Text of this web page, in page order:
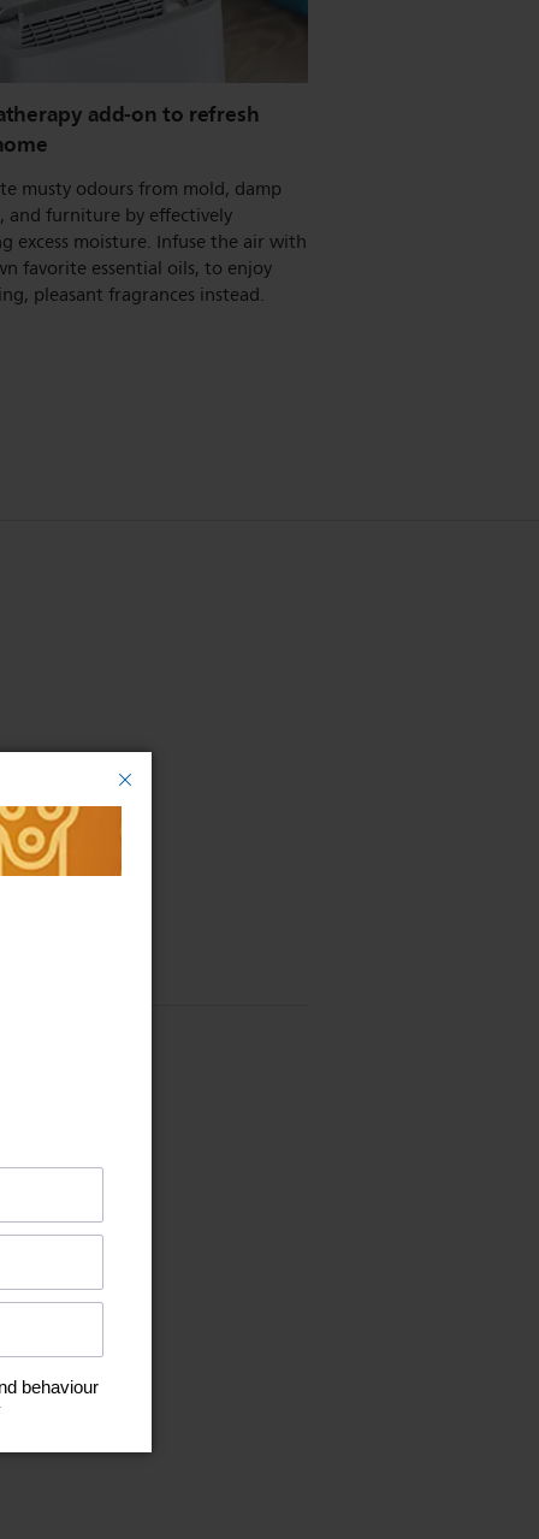
add-on to refresh
musty odours from mold, damp
and furniture by effectively
excess moisture. Infuse the air with
favorite essential oils, to enjoy
pleasant fragrances instead.